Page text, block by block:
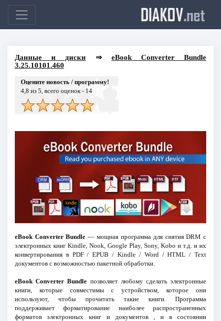
DIAKOV.net
Данные и диски ⇒ eBook Converter Bundle
3.25.10101.460
Оцените новость / программу!
4,8 из 5, всего оценок - 14
eBook Converter Bundle — мощная программа для снятия DRM с
электронных книг Kindle, Nook, Google Play, Sony, Kobo и т.д. и их
конвертирования в PDF / EPUB / Kindle / Word / HTML / Text
документов с возможностью пакетной обработки.
eBook Converter Bundle позволяет любому сделать электронные
книги, которые совместимы с устройством, которое они
используют, чтобы прочитать такие книги. Программа
поддерживает форматирование наиболее распространенных
форматов электронных книг и документов , и в состоянии